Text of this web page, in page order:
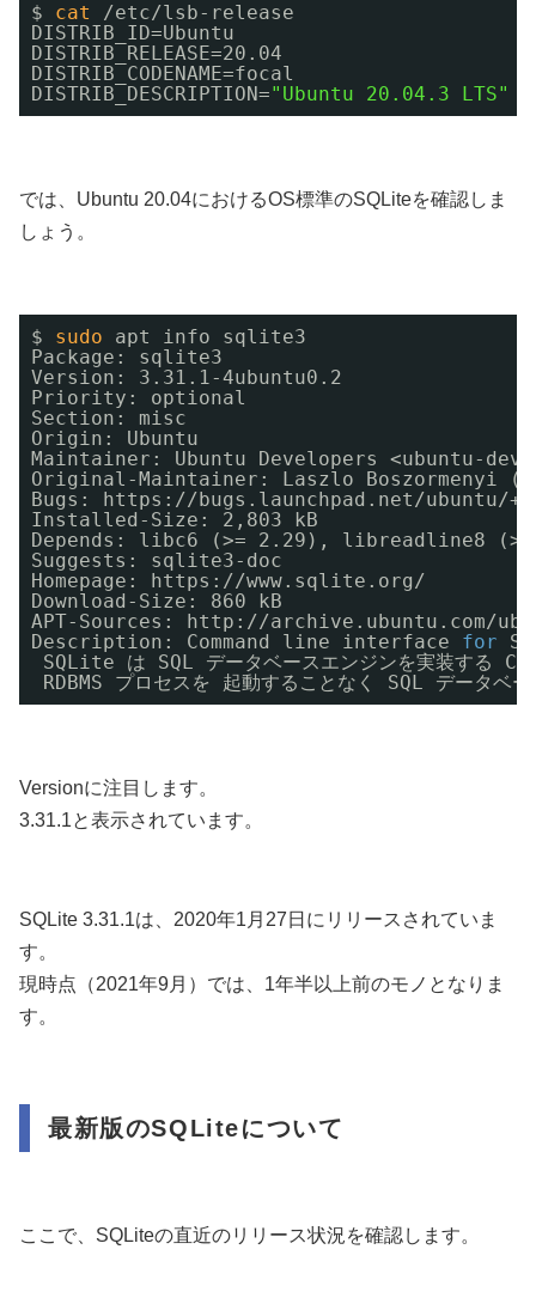
$ cat
/etc/lsb-release
DISTRIB_ID=Ubuntu
DISTRIB_RELEASE=20.04
DISTRIB_CODENAME=focal
DISTRIB_DESCRIPTION="Ubuntu 20.04.3 LTS"
では、Ubuntu 20.04におけるOS標準のSQLiteを確認しま
しょう。
$ sudo
apt info sqlite3
Package: sqlite3
Version: 3.31.1-4ubuntu0.2
Priority: optional
Section: misc
Origin: Ubuntu
Maintainer: Ubuntu Developers <ubuntu-
Original-Maintainer: Laszlo Boszormenyi
Bugs: https: //bugs .launchpad.net/ubuntu/
Installed-Size: 2,803 kB
Depends: libc6 (>= 2.29), libreadline8
Suggests: sqlite3-doc
Homepage: https: //www.sqlite.org/
Download-Size: 860 kB
APT-Sources: http: //archive .ubuntu.com/
Description: Command line interface for
SQLite は SQL データベースエンジンを実装する C
RDBMS プロセスを 起動することなく SQL データベ
Versionに注目します。
3.31.1と表示されています。
SQLite 3.31.1は、2020年1月27日にリリースされていま
す。
現時点（2021年9月）では、1年半以上前のモノとなりま
す。
最新版のSQLiteについて
ここで、SQLiteの直近のリリース状況を確認します。